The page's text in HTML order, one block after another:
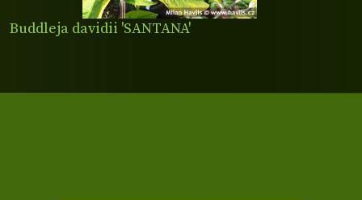
Buddleja davidii 'SANTANA'